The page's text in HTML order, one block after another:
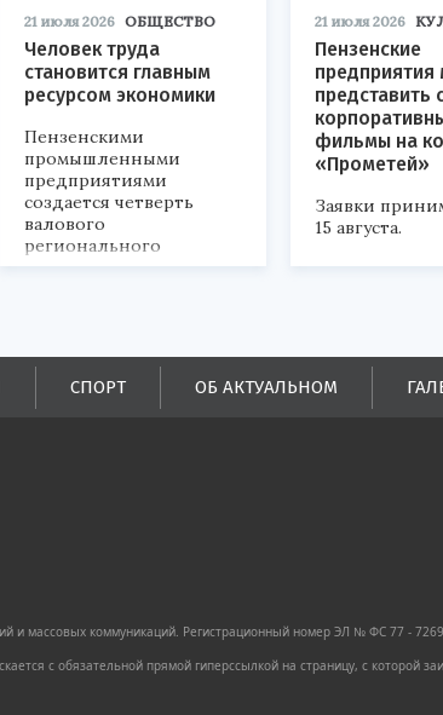
21 июля 2026 ОБЩЕСТВО
Человек труда
становится главным
ресурсом экономики
Пензенскими
промышленными
предприятиями
создается четверть
валового
регионального
продукта и
бюджеты всех уровней.
21 июля 2026
Пензенские
предприятия
представить
фильмы на
«Прометей»
Заявки
15 августа.
СПОРТ ОБ АКТУАЛЬНОМ
и массовых коммуникаций. Регистрационный номер ЭЛ № ФС 77 -
с обязательной прямой гиперссылкой на страницу, с которой